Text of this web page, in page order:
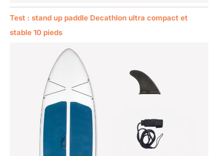
Test : stand up paddle Decathlon ultra compact et
stable 10 pieds